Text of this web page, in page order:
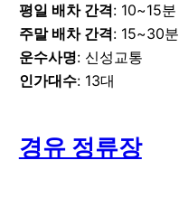
평일 배차 간격: 10~15분
주말 배차 간격: 15~30분
운수사명: 신성교통
인가대수: 13대
경유 정류장